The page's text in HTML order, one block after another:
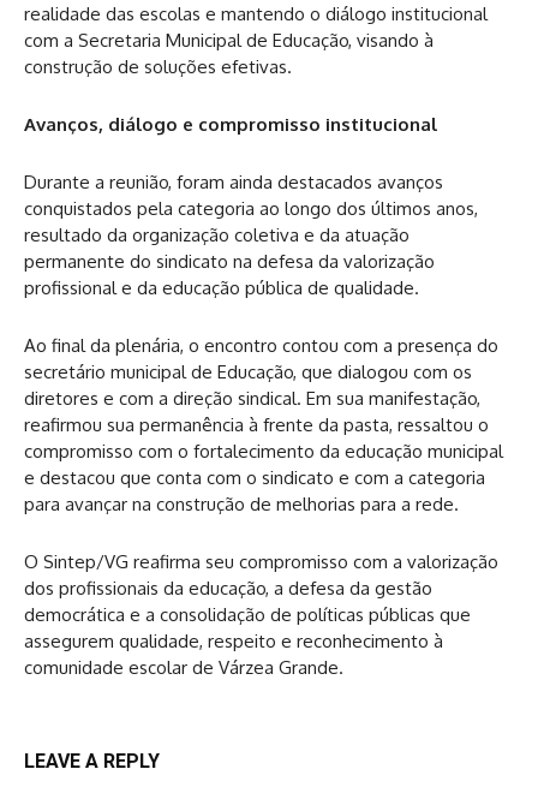
realidade das escolas e mantendo o diálogo institucional
com a Secretaria Municipal de Educação, visando à
construção de soluções efetivas.
Avanços, diálogo e compromisso institucional
Durante a reunião, foram ainda destacados avanços
conquistados pela categoria ao longo dos últimos anos,
resultado da organização coletiva e da atuação
permanente do sindicato na defesa da valorização
profissional e da educação pública de qualidade.
Ao final da plenária, o encontro contou com a presença do
secretário municipal de Educação, que dialogou com os
diretores e com a direção sindical. Em sua manifestação,
reafirmou sua permanência à frente da pasta, ressaltou o
compromisso com o fortalecimento da educação municipal
e destacou que conta com o sindicato e com a categoria
para avançar na construção de melhorias para a rede.
O Sintep/VG reafirma seu compromisso com a valorização
dos profissionais da educação, a defesa da gestão
democrática e a consolidação de políticas públicas que
assegurem qualidade, respeito e reconhecimento à
comunidade escolar de Várzea Grande.
LEAVE A REPLY